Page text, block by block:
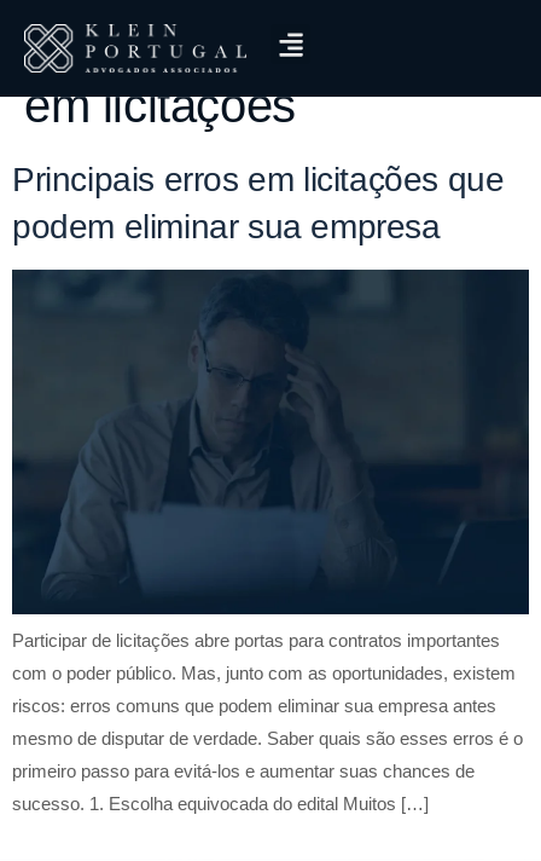
Tag:principais falhas
em licitações
Principais erros em licitações que
podem eliminar sua empresa
Participar de licitações abre portas para contratos importantes
com o poder público. Mas, junto com as oportunidades, existem
riscos: erros comuns que podem eliminar sua empresa antes
mesmo de disputar de verdade. Saber quais são esses erros é o
primeiro passo para evitá-los e aumentar suas chances de
sucesso. 1. Escolha equivocada do edital Muitos […]